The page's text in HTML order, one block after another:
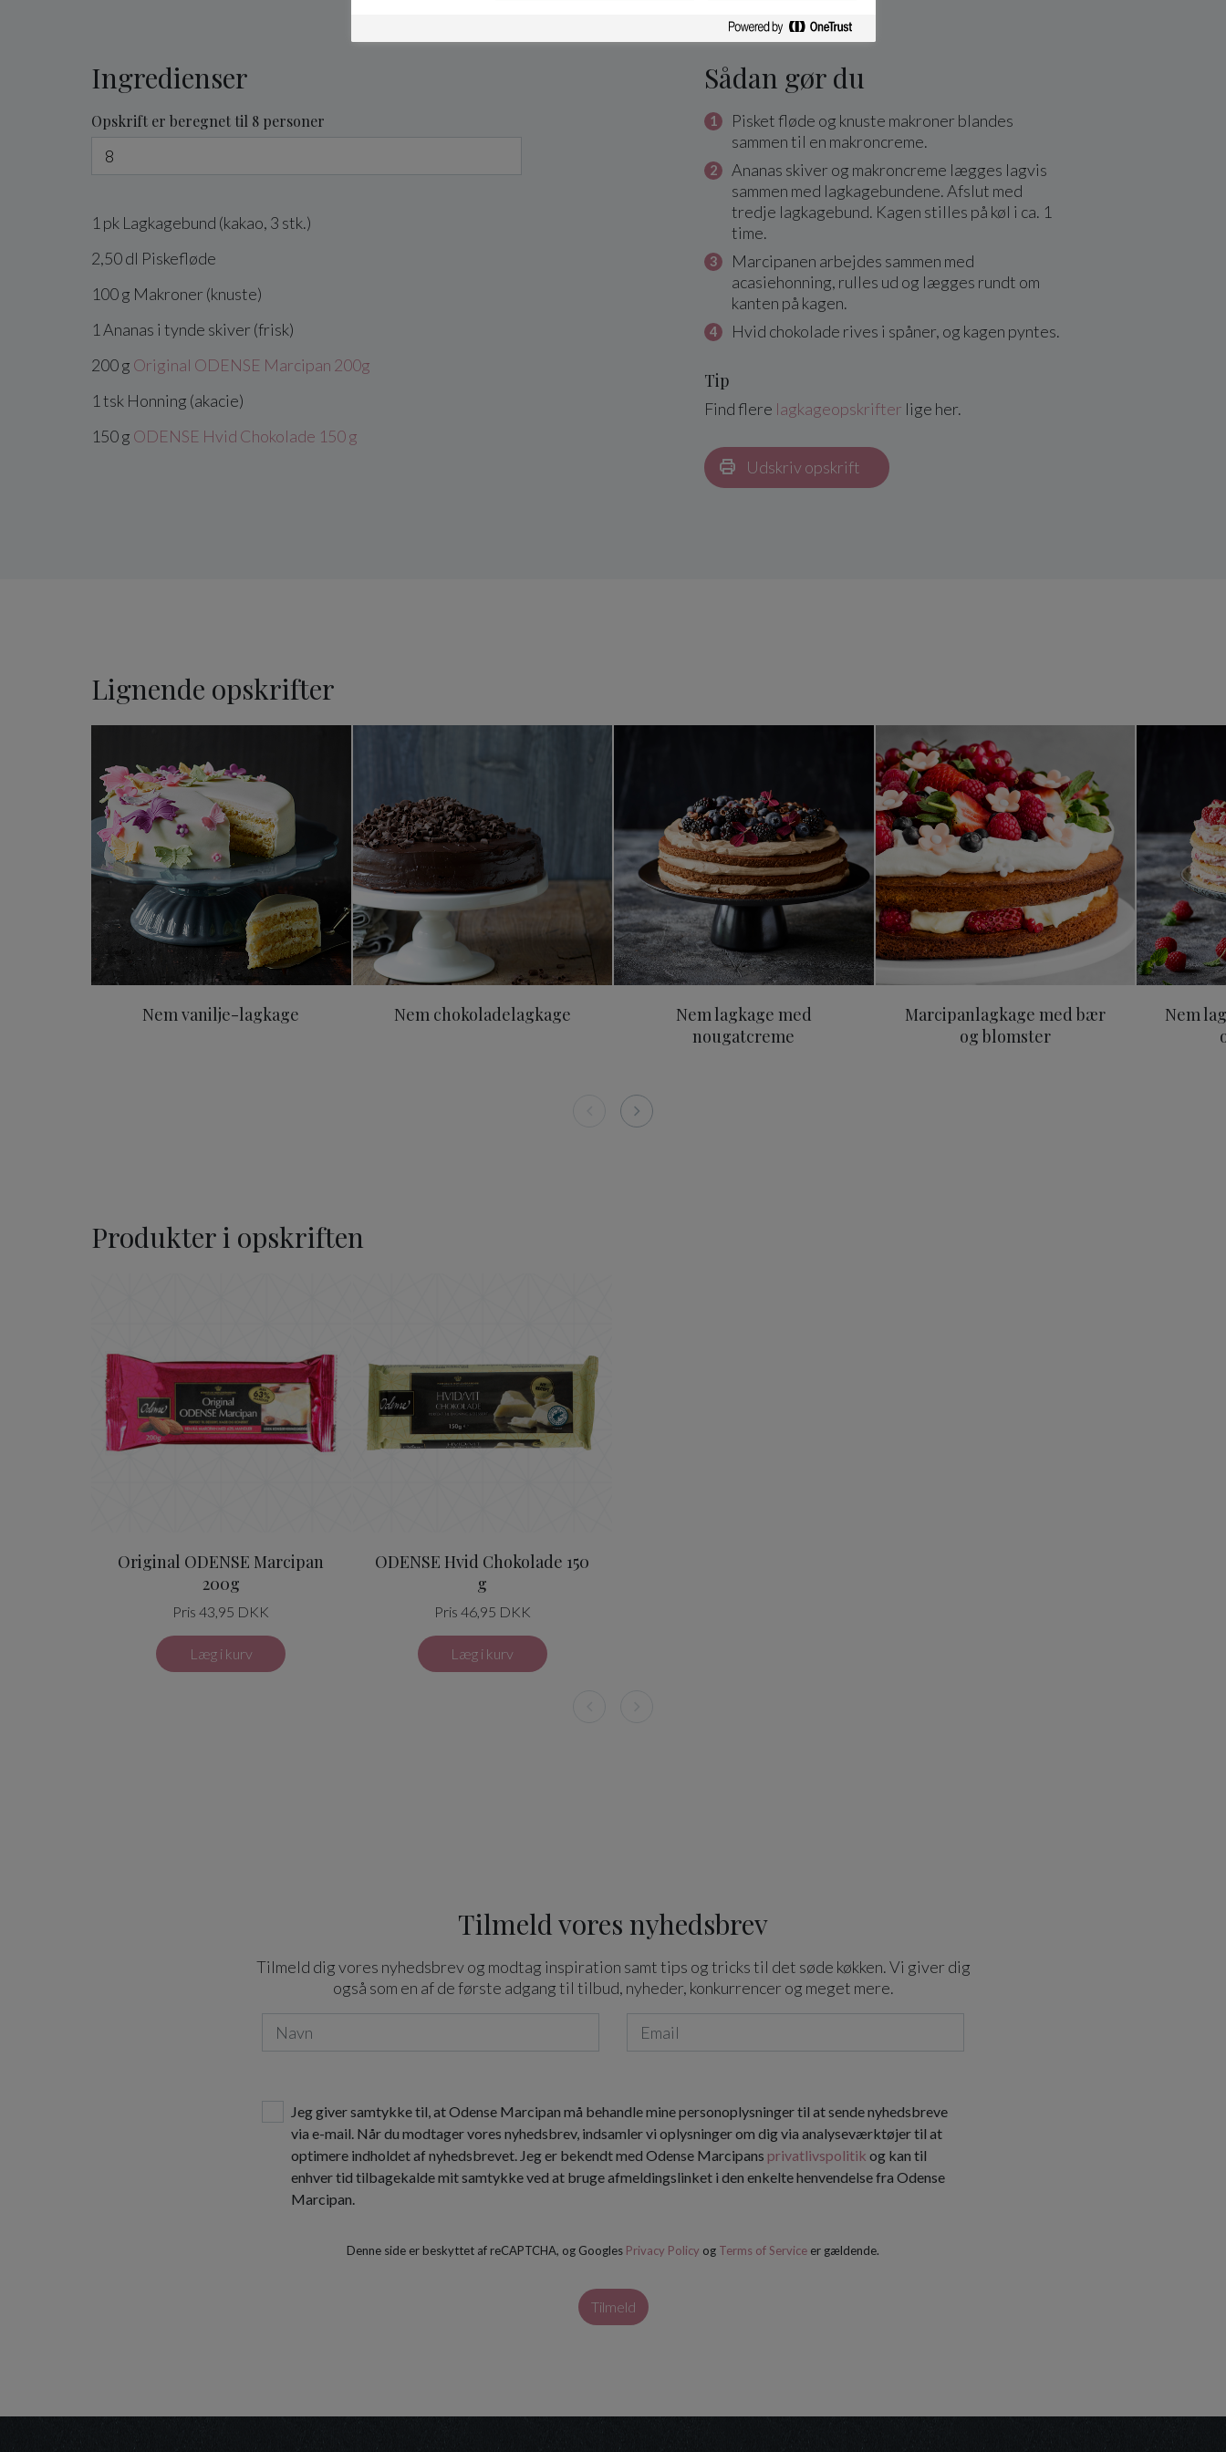
Ingredienser
Opskrift er beregnet til 8 personer
1 pk Lagkagebund (kakao, 3 stk.)
2,50dl Piskefløde
100g Makroner (knuste)
1 Ananas i tynde skiver (frisk)
200g Original ODENSE Marcipan 200g
1 tsk Honning (akacie)
150g ODENSE Hvid Chokolade 150 g
Sådan gør du
Pisket fløde og knuste makroner blandes
sammen til en makroncreme.
Ananas skiver og makroncreme lægges lagvis
sammen med lagkagebundene. Afslut med
tredje lagkagebund. Kagen stilles på køl i ca. 1
time.
Marcipanen arbejdes sammen med
acasiehonning, rulles ud og lægges rundt om
kanten på kagen.
Hvid chokolade rives i spåner, og kagen pyntes.
Tip
Find flere lagkageopskrifter lige her.
Udskriv opskrift
Lignende opskrifter
Nem vanilje-lagkage Nem chokoladelagkage
Nem lagkage med
nougatcreme
Nem lagkage med nougatcreme
Marcipanlagkage med bær
og blomster
Nem
Produkter i opskriften
Original ODENSE Marcipan
200g
Pris 43,95 DKK
Læg i kurv
ODENSE Hvid Chokolade 150
g
Pris 46,95 DKK
Læg i kurv
Tilmeld vores nyhedsbrev
Tilmeld dig vores nyhedsbrev og modtag inspiration samt tips og tricks til det søde køkken. Vi giver dig
også som en af de første adgang til tilbud, nyheder, konkurrencer og meget mere.
Jeg giver samtykke til, at Odense Marcipan må behandle mine personoplysninger til at sende nyhedsbreve
via e-mail. Når du modtager vores nyhedsbrev, indsamler vi oplysninger om dig via analyseværktøjer til at
optimere indholdet af nyhedsbrevet. Jeg er bekendt med Odense Marcipans privatlivspolitik og kan til
enhver tid tilbagekalde mit samtykke ved at bruge afmeldingslinket i den enkelte henvendelse fra Odense
Marcipan.
Denne side er beskyttet af reCAPTCHA, og Googles Privacy Policy og Terms of Service er gældende.
Tilmeld